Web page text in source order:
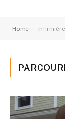
Home -